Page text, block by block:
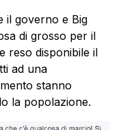
il governo e Big
di grosso per il
reso disponibile il
ad una
stanno
la popolazione.